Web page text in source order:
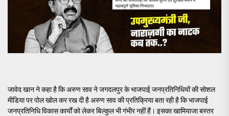
जावेद खान ने कहा है कि अरुण साव ने जगदलपुर के भाजपाई जनप्रतिनिधियों की सोशल
मीडिया पर पोल खोल कर रख दी है अरुण साव की प्रतिक्रिया बता रही है कि भाजपाई
जनप्रतिनिधि विकास कार्यों को लेकर बिल्कुल भी गंभीर नहीं हैं। इसका खामियाजा बस्तर